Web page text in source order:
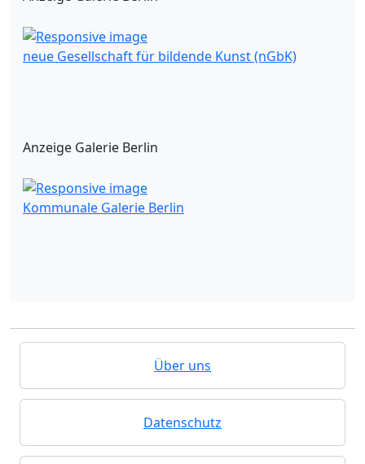
neue Gesellschaft für bildende Kunst (nGbK)
Anzeige Galerie Berlin
Kommunale Galerie Berlin
Über uns
Datenschutz